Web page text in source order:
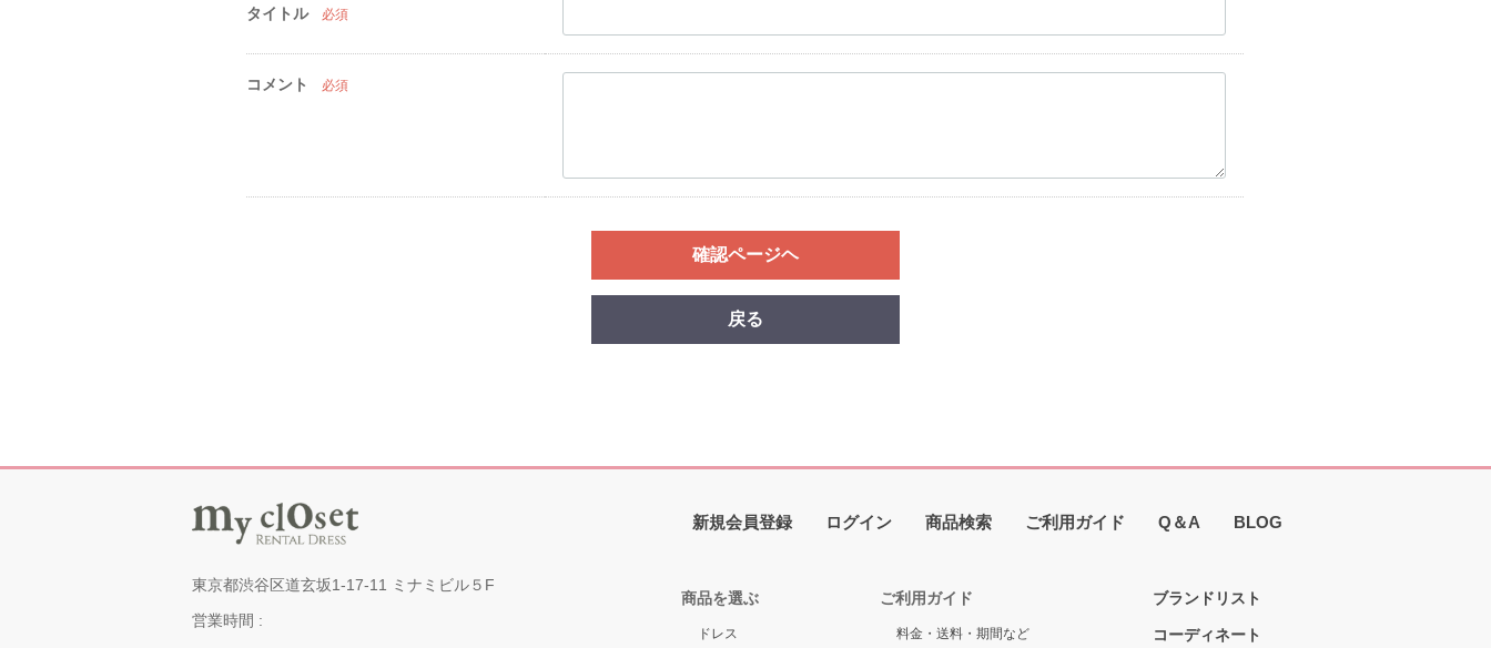
タイトル 必須
コメント 必須
確認ページヘ
戻る
東京都渋谷区道玄坂1-17-11 ミナミビル５F
営業時間 :
新規会員登録 ログイン 商品検索 ご利用ガイド Q＆A BLOG
商品を選ぶ
ドレス
ご利用ガイド
料金・送料・期間など
ブランドリスト
コーディネート